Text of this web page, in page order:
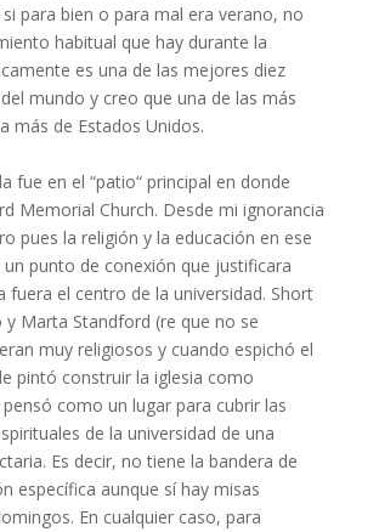
para bien o para mal era verano, no
habitual que hay durante la
es una de las mejores diez
mundo y creo que una de las más
más de Estados Unidos.
fue en el “patio“ principal en donde
Memorial Church. Desde mi ignorancia
pues la religión y la educación en ese
punto de conexión que justificara
fuera el centro de la universidad. Short
y Marta Standford (re que no se
muy religiosos y cuando espichó el
pintó construir la iglesia como
como un lugar para cubrir las
de la universidad de una
Es decir, no tiene la bandera de
específica aunque sí hay misas
En cualquier caso, para